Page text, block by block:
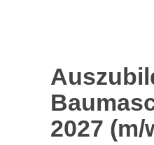
2027 (m/